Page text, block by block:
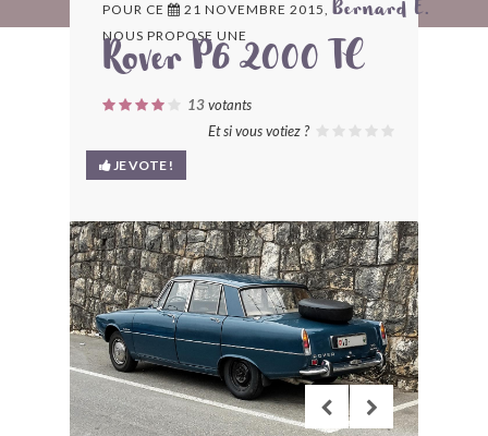
ARCHIVES
LES CONTRIBUTEURS
LE BLOG
BONJOURLAVIEILLE ?
MODÈLES ET MARQUES
COMMENT FONCTIONNE BLV ?
POUR CE 21 NOVEMBRE 2015, Bernard E.
NOUS PROPOSE UNE
Rover P6 2000 TC
13votants
Et si vous votiez ?
JE VOTE !